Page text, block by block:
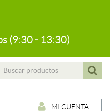
(9:30 - 13:30)
MI CUENTA